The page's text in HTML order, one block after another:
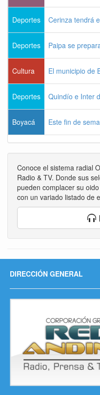
Deportes Cerinza tendrá
Deportes Paipa se
Cultura El municipio de
Deportes Quindío e Inter
Boyacá Este fin de
Conoce el sistema radial
Radio & TV. Donde sus
pueden complacer su
con un variado listado de
DIRECCIÓN GENERAL